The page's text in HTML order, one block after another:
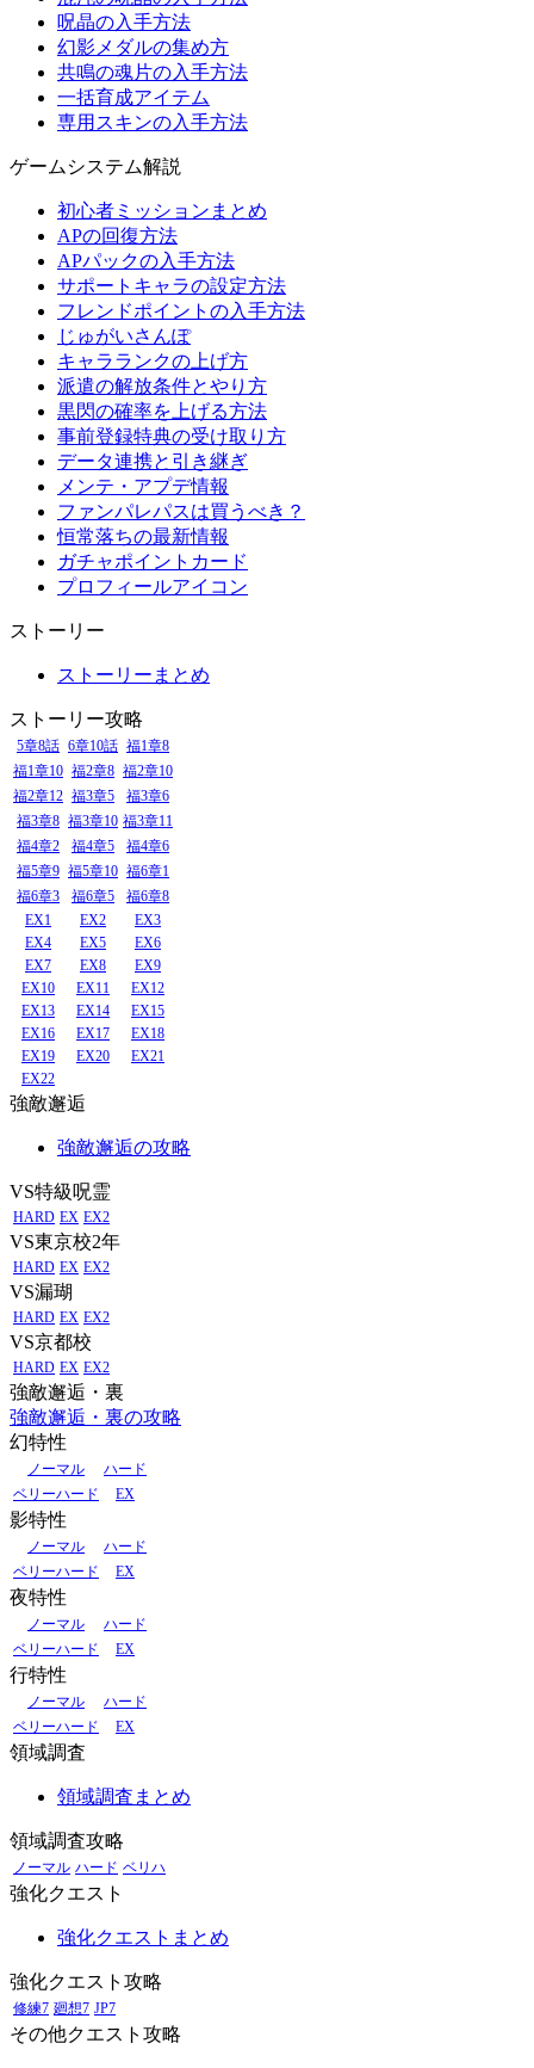
呪晶の入手方法
幻影メダルの集め方
共鳴の魂片の入手方法
一括育成アイテム
専用スキンの入手方法
ゲームシステム解説
初心者ミッションまとめ
APの回復方法
APパックの入手方法
サポートキャラの設定方法
フレンドポイントの入手方法
じゅがいさんぽ
キャラランクの上げ方
派遣の解放条件とやり方
黒閃の確率を上げる方法
事前登録特典の受け取り方
データ連携と引き継ぎ
メンテ・アプデ情報
ファンパレパスは買うべき？
恒常落ちの最新情報
ガチャポイントカード
プロフィールアイコン
ストーリー
ストーリーまとめ
ストーリー攻略
5章8話 6章10話 福1章8
福1章10 福2章8 福2章10
福2章12 福3章5
福3章6
福3章8 福3章10 福3章11
福4章2
福4章5
福4章6
福5章9 福5章10 福6章1
福6章3
福6章5
福6章8
EX1
EX2
EX3
EX4
EX5
EX6
EX7
EX8
EX9
EX10
EX11
EX12
EX13
EX14
EX15
EX16
EX17
EX18
EX19
EX20
EX21
EX22
強敵邂逅
強敵邂逅の攻略
VS特級呪霊
HARD EX EX2
VS東京校2年
HARD EX EX2
VS漏瑚
HARD EX EX2
VS京都校
HARD EX EX2
強敵邂逅・裏
強敵邂逅・裏の攻略
幻特性
ノーマル
ハード
ベリーハード
EX
影特性
ノーマル
ハード
ベリーハード
EX
夜特性
ノーマル
ハード
ベリーハード
EX
行特性
ノーマル
ハード
ベリーハード
EX
領域調査
領域調査まとめ
領域調査攻略
ノーマル ハード ベリハ
強化クエスト
強化クエストまとめ
強化クエスト攻略
修練7 廻想7 JP7
その他クエスト攻略